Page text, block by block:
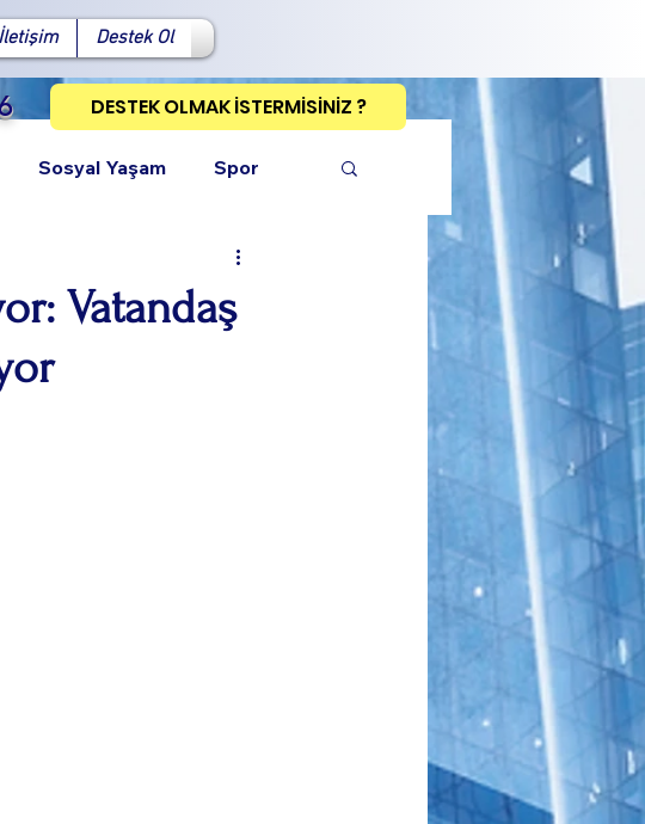
İletişim Destek Ol
DESTEK OLMAK İSTERMİSİNİZ ?
Pinterest
Sosyal Yaşam Spor
Vatandaş